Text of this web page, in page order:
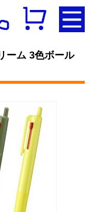
ーム 3色ボール